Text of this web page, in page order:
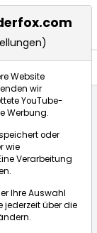
Website
wir
YouTube-
Werbung.
oder
wie
Verarbeitung
Ihre Auswahl
jederzeit über die